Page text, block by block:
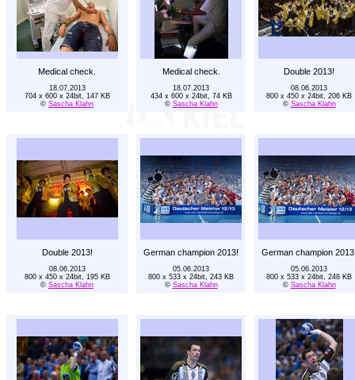
Medical check. Medical check. Double 2013!
18.07.2013
704 x 600 x 24bit, 147 KB
© Sascha Klahn
18.07.2013
434 x 600 x 24bit, 74 KB
© Sascha Klahn
08.06.2013
800 x 450 x 24bit, 206 KB
© Sascha Klahn
Double 2013! German champion 2013! German champion
08.06.2013
800 x 450 x 24bit, 195 KB
© Sascha Klahn
05.06.2013
800 x 533 x 24bit, 243 KB
© Sascha Klahn
05.06.2013
800 x 533 x 24bit, 248 KB
© Sascha Klahn